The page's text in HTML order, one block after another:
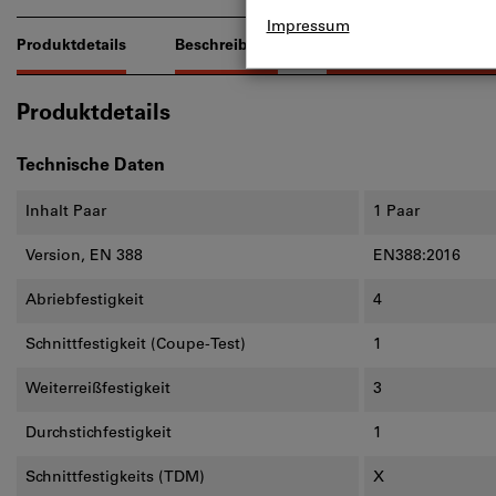
Produktdetails Beschreibung
Produktdetails
Technische Daten
Inhalt Paar 1 Paar
Version, EN 388 EN388:2016
Abriebfestigkeit 4
Schnittfestigkeit (Coupe-Test) 1
Weiterreißfestigkeit 3
Durchstichfestigkeit 1
Schnittfestigkeits (TDM) X